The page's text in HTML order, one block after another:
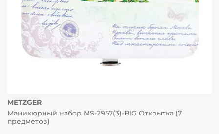
METZGER
Маникюрный набор MS-2957(3)-BIG Открытка (7
предметов)